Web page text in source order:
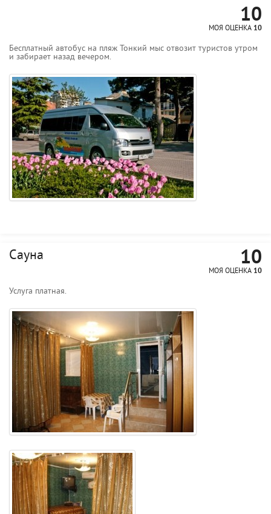
10
МОЯ ОЦЕНКА 10
Бесплатный автобус на пляж Тонкий мыс отвозит туристов утром
и забирает назад вечером.
Сауна 10
МОЯ ОЦЕНКА 10
Услуга платная.